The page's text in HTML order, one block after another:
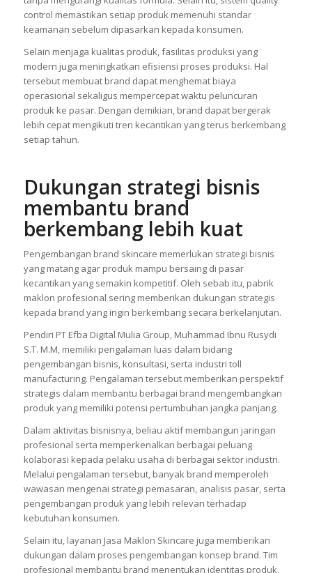
control memastikan setiap produk memenuhi standar
keamanan sebelum dipasarkan kepada konsumen.
Selain menjaga kualitas produk, fasilitas produksi yang
modern juga meningkatkan efisiensi proses produksi. Hal
tersebut membuat brand dapat menghemat biaya
operasional sekaligus mempercepat waktu peluncuran
produk ke pasar. Dengan demikian, brand dapat bergerak
lebih cepat mengikuti tren kecantikan yang terus berkembang
setiap tahun.
Dukungan strategi bisnis
membantu brand
berkembang lebih kuat
Pengembangan brand skincare memerlukan strategi bisnis
yang matang agar produk mampu bersaing di pasar
kecantikan yang semakin kompetitif. Oleh sebab itu, pabrik
maklon profesional sering memberikan dukungan strategis
kepada brand yang ingin berkembang secara berkelanjutan.
Pendiri PT Efba Digital Mulia Group, Muhammad Ibnu Rusydi
S.T. M.M, memiliki pengalaman luas dalam bidang
pengembangan bisnis, konsultasi, serta industri toll
manufacturing. Pengalaman tersebut memberikan perspektif
strategis dalam membantu berbagai brand mengembangkan
produk yang memiliki potensi pertumbuhan jangka panjang.
Dalam aktivitas bisnisnya, beliau aktif membangun jaringan
profesional serta memperkenalkan berbagai peluang
kolaborasi kepada pelaku usaha di berbagai sektor industri.
Melalui pengalaman tersebut, banyak brand memperoleh
wawasan mengenai strategi pemasaran, analisis pasar, serta
pengembangan produk yang lebih relevan terhadap
kebutuhan konsumen.
Selain itu, layanan Jasa Maklon Skincare juga memberikan
dukungan dalam proses pengembangan konsep brand. Tim
profesional membantu brand menentukan identitas produk,